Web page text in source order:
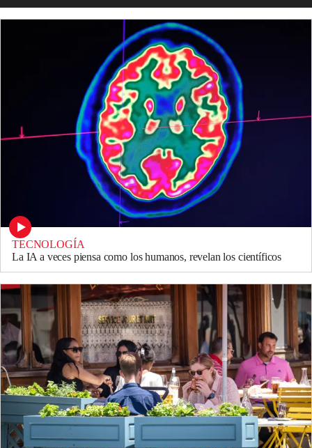
TECNOLOGÍA
La IA a veces piensa como los humanos, revelan los científicos